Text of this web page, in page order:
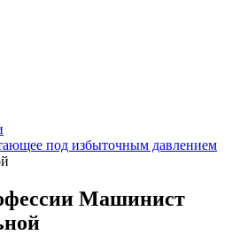
под избыточным давлением
Машинист